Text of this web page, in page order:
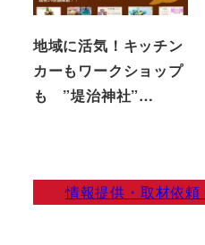
地域に活気！キッチン
カーもワークショップ
も ”堤治神社”…
情報提供・取材依